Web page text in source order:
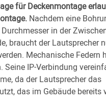
für Deckenmontage
Nachdem eine
in der
braucht der Lautsprecher
Mechanische Federn
Seine IP-Verbindung
da der Lautsprecher das
das im Gebäude bereits